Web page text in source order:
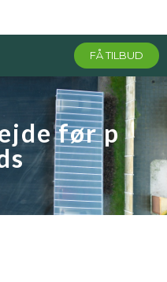
FÅ TILBUD
før p